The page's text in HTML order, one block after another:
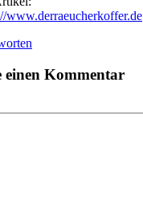
www.derraeucherkoffer.de
einen Kommentar